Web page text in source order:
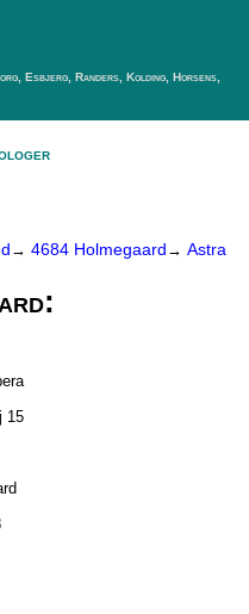
Esbjerg, Randers, Kolding, Horsens,
→ 4684 Holmegaard → Astra
15